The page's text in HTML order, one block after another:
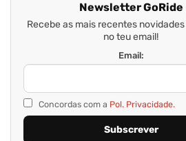
Newsletter GoRide
Recebe as mais recentes
no teu email!
Email:
Concordas com a Pol. Privacidade.